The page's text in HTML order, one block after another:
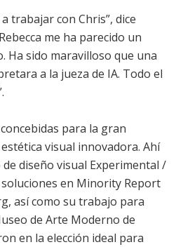
trabajar con Chris”, dice
me ha parecido un
Ha sido maravilloso que una
a la jueza de IA. Todo el
para la gran
visual innovadora. Ahí
diseño visual Experimental /
en Minority Report
así como su trabajo para
de Arte Moderno de
en la elección ideal para